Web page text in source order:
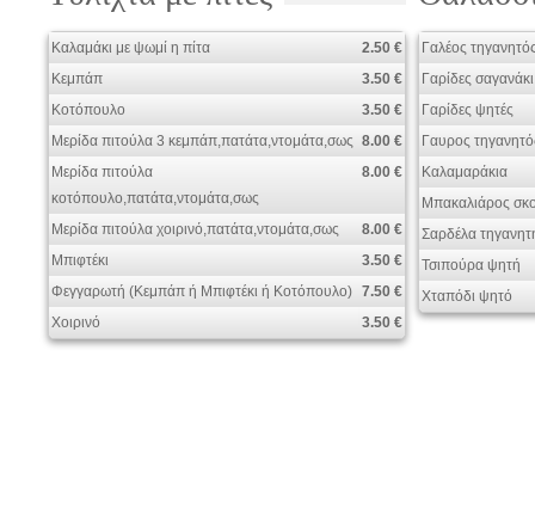
Καλαμάκι με ψωμί η πίτα
2.50 €
Κεμπάπ
3.50 €
Κοτόπουλο
3.50 €
Μερίδα πιτούλα 3 κεμπάπ,πατάτα,ντομάτα,σως 8.00 €
Μερίδα πιτούλα
κοτόπουλο,πατάτα,ντομάτα,σως
8.00 €
Μερίδα πιτούλα χοιρινό,πατάτα,ντομάτα,σως
8.00 €
Μπιφτέκι
3.50 €
Φεγγαρωτή (Κεμπάπ ή Μπιφτέκι ή Κοτόπουλο) 7.50 €
Χοιρινό
3.50 €
Γαλέος
Γαρίδες σαγανάκι
Γαρίδες ψητές
Γαυρος
Καλαμαράκια
Μπακαλιάρος
Σαρδέλα
Τσιπούρα ψητή
Χταπόδι ψητό